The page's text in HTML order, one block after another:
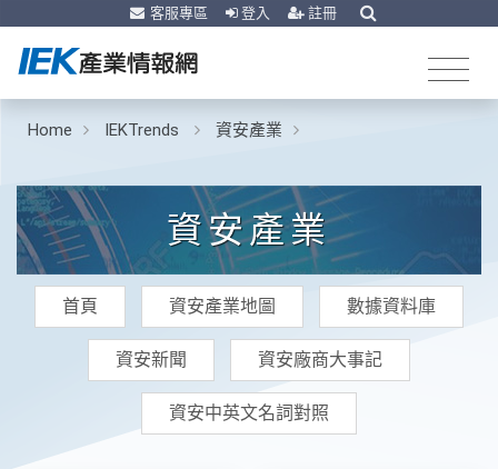
客服專區 登入 註冊
Home IEKTrends 資安產業
資安產業
首頁 資安產業地圖 數據資料庫
資安新聞 資安廠商大事記
資安中英文名詞對照